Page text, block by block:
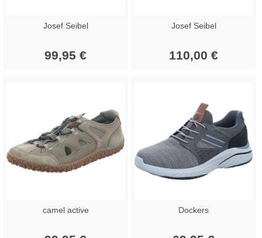
Josef Seibel
99,95 €
Josef Seibel
110,00 €
camel active Dockers